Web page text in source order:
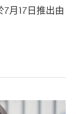
7月17日推出由